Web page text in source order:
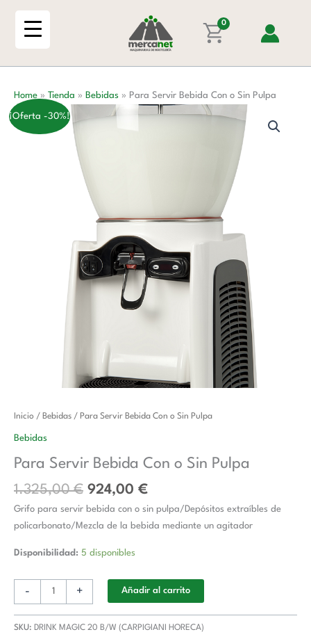
0
Home » Tienda » Bebidas » Para Servir Bebida Con o Sin Pulpa
¡Oferta -30%!
Inicio / Bebidas / Para Servir Bebida Con o Sin Pulpa
Bebidas
Para Servir Bebida Con o Sin Pulpa
1.325,00€
El
era:
1.325,00 €.
924,00 €
El
es:
924,00 €.
Grifo para servir bebida con o sin pulpa/Depósitos extraíbles de
policarbonato/Mezcla de la bebida mediante un agitador
Disponibilidad: 5 disponibles
-
Para
Servir
Con
o
cantidad
+ Añadir al carrito
SKU: DRINK MAGIC 20 B/W (CARPIGIANI HORECA)
Sin
Pulpa